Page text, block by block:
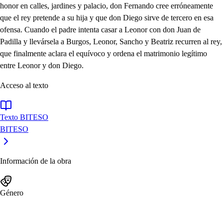
honor en calles, jardines y palacio, don Fernando cree erróneamente
que el rey pretende a su hija y que don Diego sirve de tercero en esa
ofensa. Cuando el padre intenta casar a Leonor con don Juan de
Padilla y llevársela a Burgos, Leonor, Sancho y Beatriz recurren al rey,
que finalmente aclara el equívoco y ordena el matrimonio legítimo
entre Leonor y don Diego.
Acceso al texto
Texto BITESO
BITESO
Información de la obra
Género